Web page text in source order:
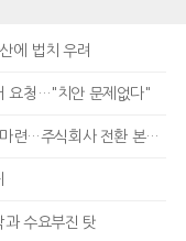
에 법치 우려
요청…"치안 문제없다"
…주식회사 전환 본격화
수요부진 탓